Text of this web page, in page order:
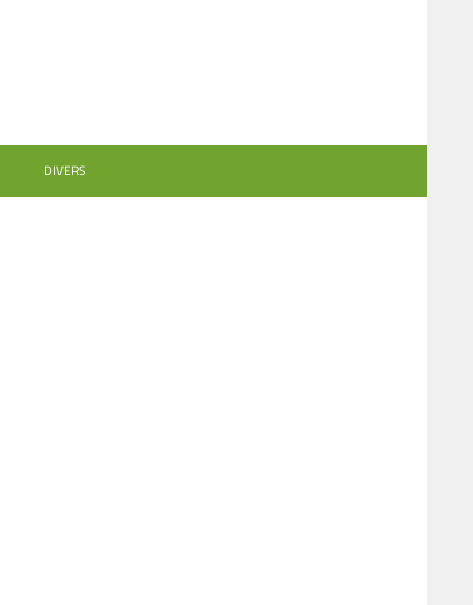
DIVERS